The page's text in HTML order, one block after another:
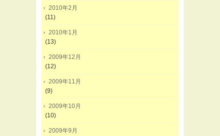
2010年2月
(11)
2010年1月
(13)
2009年12月
(12)
2009年11月
(9)
2009年10月
(10)
2009年9月